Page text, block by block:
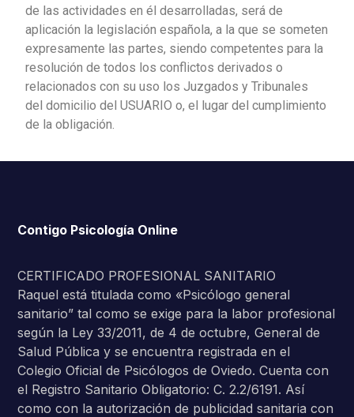
de las actividades en él desarrolladas, será de
aplicación la legislación española, a la que se someten
expresamente las partes, siendo competentes para la
resolución de todos los conflictos derivados o
relacionados con su uso los Juzgados y Tribunales
del domicilio del USUARIO o, el lugar del cumplimiento
de la obligación.
Contigo Psicología Online
CERTIFICADO PROFESIONAL SANITARIO
Raquel está titulada como «Psicólogo general
sanitario” tal como se exige para la labor profesional
según la Ley 33/2011, de 4 de octubre, General de
Salud Pública y se encuentra registrada en el
Colegio Oficial de Psicólogos de Oviedo. Cuenta con
el Registro Sanitario Obligatorio: C. 2.2/6191. Así
como con la autorización de publicidad sanitaria con